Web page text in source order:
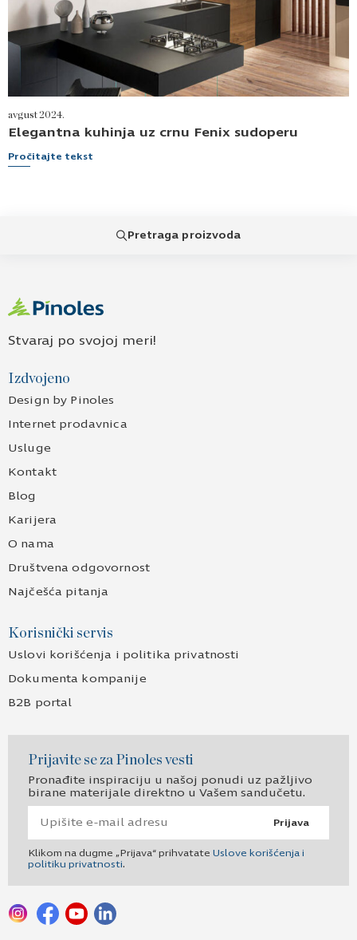
avgust 2024.
Elegantna kuhinja uz crnu Fenix sudoperu
Pročitajte tekst
Pretraga proizvoda
Stvaraj po svojoj meri!
Izdvojeno
Design by Pinoles
Internet prodavnica
Usluge
Kontakt
Blog
Karijera
O nama
Društvena odgovornost
Najčešća pitanja
Korisnički servis
Uslovi korišćenja i politika privatnosti
Dokumenta kompanije
B2B portal
Prijavite se za Pinoles vesti
Pronađite inspiraciju u našoj ponudi uz pažljivo
birane materijale direktno u Vašem sandučetu.
Prijava
Klikom na dugme „Prijava“ prihvatate Uslove korišćenja i
politiku privatnosti.